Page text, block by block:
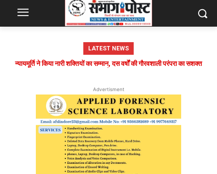
LATEST NEWS
न्यायमूर्ति ने किया नारी शक्तियों का सम्मान, दस वर्षों की गौरवशाली परंपरा का सशक्त
Advertisment